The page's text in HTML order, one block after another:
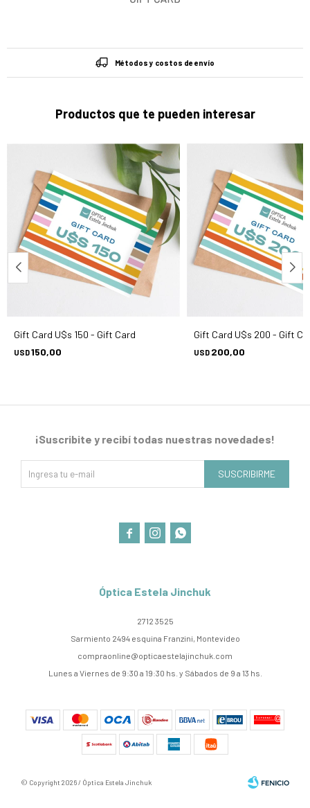
Métodos y costos de envío
Productos que te pueden interesar
Gift Card U$s 150 - Gift Card
USD150,00
Gift Card U$s 200 - Gift
USD 200,00
Óptica Estela Jinchuk
2712 3525
Sarmiento 2494 esquina Franzini, Montevideo
compraonline@opticaestelajinchuk.com
Lunes a Viernes de 9:30 a 19:30 hs. y Sábados de 9 a 13 hs.
¡Suscribite y recibí todas nuestras novedades!
SUSCRIBIRME
  
© Copyright 2026 / Óptica Estela Jinchuk